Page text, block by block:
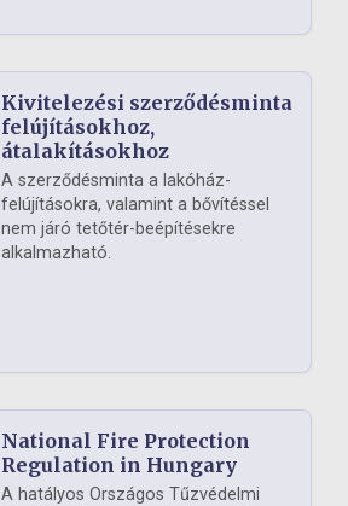
Kivitelezési szerződésminta
felújításokhoz,
átalakításokhoz
A szerződésminta a lakóház-
felújításokra, valamint a bővítéssel
nem járó tetőtér-beépítésekre
alkalmazható.
National Fire Protection
Regulation in Hungary
A hatályos Országos Tűzvédelmi